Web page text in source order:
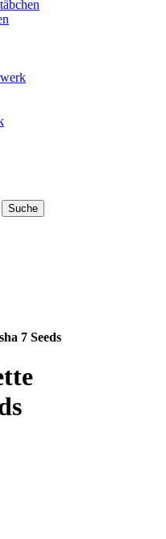
Suche
7 Seeds